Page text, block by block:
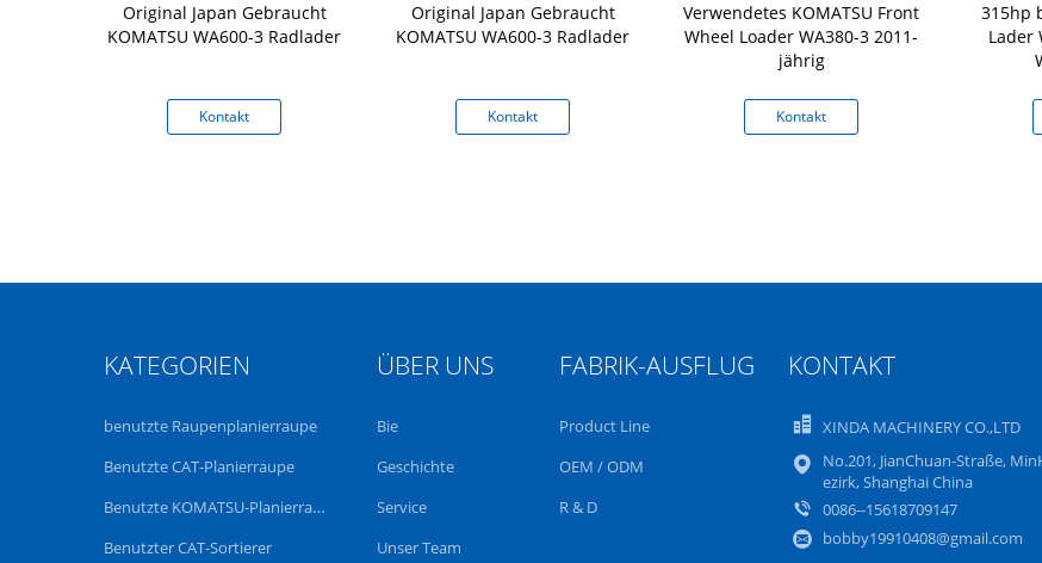
Original Japan Gebraucht
KOMATSU WA600-3 Radlader
Kontakt
Original Japan Gebraucht
KOMATSU WA600-3 Radlader
Kontakt
Verwendetes KOMATSU Front
Wheel Loader WA380-3 2011-
jährig
Kontakt
315hp
Lader
KATEGORIEN
benutzte Raupenplanierraupe
Benutzte CAT-Planierraupe
Benutzte KOMATSU-Planierraupe
Benutzter CAT-Sortierer
ÜBER UNS
Bie
Geschichte
Service
Unser Team
FABRIK-AUSFLUG
Product Line
OEM / ODM
R & D
KONTAKT
XINDA MACHINERY CO.,LTD
No.201, JianChuan-Straße,
ezirk, Shanghai China
0086--15618709147
bobby19910408@gmail.com